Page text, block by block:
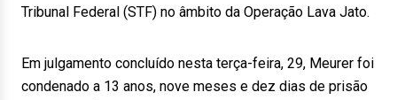
Tribunal Federal (STF) no âmbito da Operação Lava Jato.
Em julgamento concluído nesta terça-feira, 29, Meurer foi
condenado a 13 anos, nove meses e dez dias de prisão